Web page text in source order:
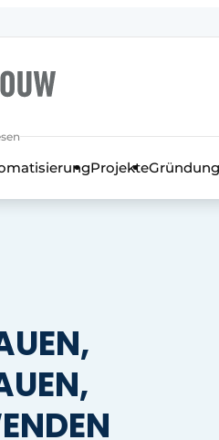
und Konditionen
Sie das Fachmagazin für
Projekte